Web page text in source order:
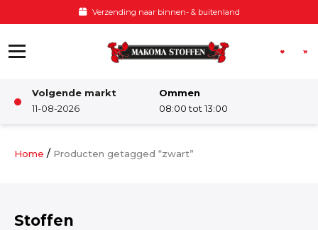
Voor 12:00 besteld, zelfde dag
Volgende markt
11-08-2026
Ommen
08:00 tot 13:00
Damesstoffen
Home / Producten getagged “zwart”
Stoffen